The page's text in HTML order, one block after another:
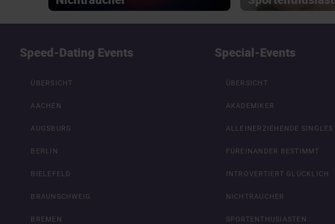
Speed-Dating Events
ÜBERSICHT
AACHEN
AUGSBURG
BERLIN
BIELEFELD
BRAUNSCHWEIG
BREMEN
Special-Events
ÜBERSICHT
AKADEMIKER
ALLEINERZIEHENDE SINGLES
FÜREINANDER BESTIMMT
INTROVERTIERT GLÜCKLICH
NICHTRAUCHER
SPORTENTHUSIASTEN